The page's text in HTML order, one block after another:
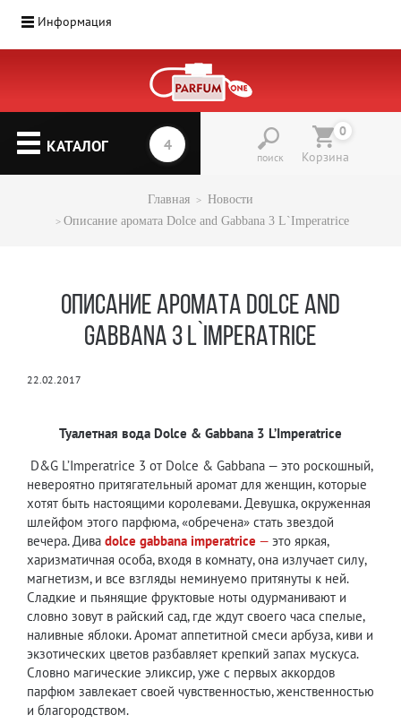
Информация
▼
КАТАЛОГ
поиск
0
Корзина
Главная
Новости
Описание аромата Dolce and Gabbana 3 L`Imperatrice
ОПИСАНИЕ АРОМАТА DOLCE AND
GABBANA 3 L`IMPERATRICE
22.02.2017
Туалетная вода Dolce & Gabbana 3 L’Imperatrice
D&G L’Imperatrice 3 от Dolce & Gabbana — это роскошный,
невероятно притягательный аромат для женщин, которые
хотят быть настоящими королевами. Девушка, окруженная
шлейфом этого парфюма, «обречена» стать звездой
вечера. Дива dolce gabbana imperatrice — это яркая,
харизматичная особа, входя в комнату, она излучает силу,
магнетизм, и все взгляды неминуемо притянуты к ней.
Сладкие и пьянящие фруктовые ноты одурманивают и
словно зовут в райский сад, где ждут своего часа спелые,
наливные яблоки. Аромат аппетитной смеси арбуза, киви и
экзотических цветов разбавляет крепкий запах мускуса.
Словно магические эликсир, уже с первых аккордов
парфюм завлекает своей чувственностью, женственностью
и благородством.